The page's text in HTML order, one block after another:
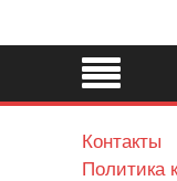
Контакты
Политика